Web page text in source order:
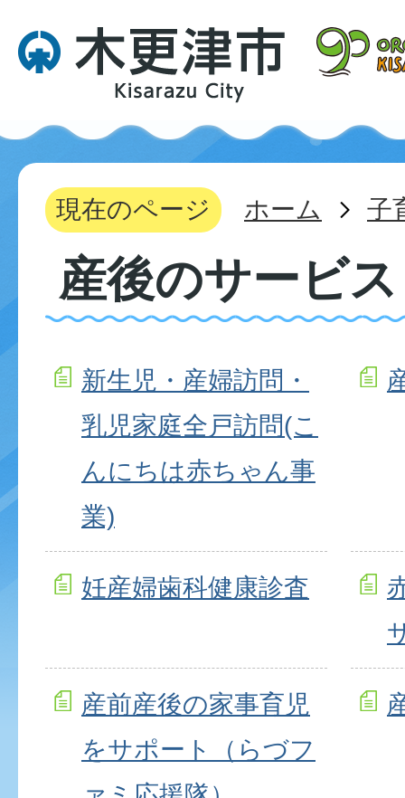
現在のページ ホーム 子
産後のサービス
新生児・産婦訪問・
乳児家庭全戸訪問(こ
んにちは赤ちゃん事
業)
妊産婦歯科健康診査
産前産後の家事育児
をサポート（らづフ